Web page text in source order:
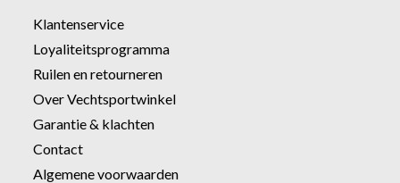
Klantenservice
Loyaliteitsprogramma
Ruilen en retourneren
Over Vechtsportwinkel
Garantie & klachten
Contact
Algemene voorwaarden